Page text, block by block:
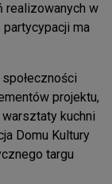
realizowanych w
ma
projektu,
kuchni
Domu Kultury
targu